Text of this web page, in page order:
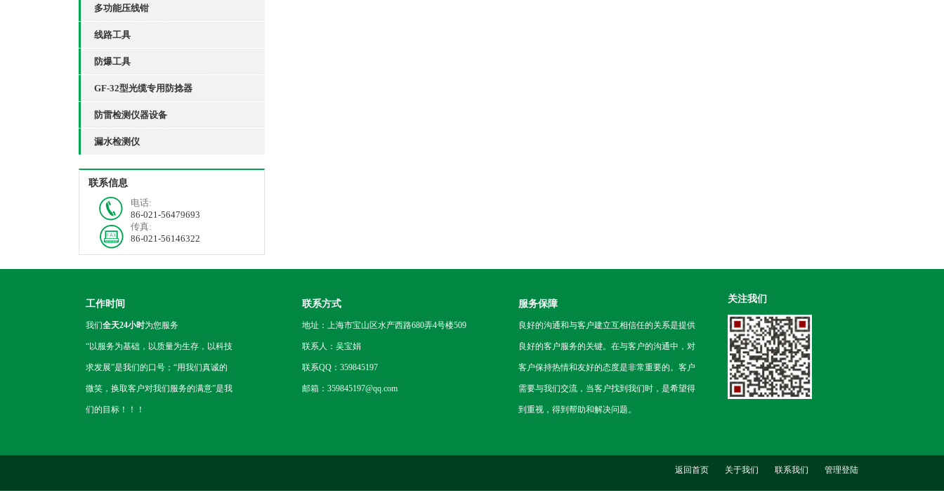
多功能压线钳
线路工具
防爆工具
GF-32型光缆专用防捻器
防雷检测仪器设备
漏水检测仪
联系信息
电话:
86-021-56479693
传真:
86-021-56146322
工作时间
我们全天24小时为您服务
“以服务为基础，以质量为生存，以科技
求发展”是我们的口号；“用我们真诚的
微笑，换取客户对我们服务的满意”是我
们的目标！！！
联系方式
地址：上海市宝山区水产西路680弄4号楼509
联系人：吴宝娟
联系QQ：359845197
邮箱：359845197@qq.com
服务保障
良好的沟通和与客户建立互相信任的关系是提供
良好的客户服务的关键。在与客户的沟通中，对
客户保持热情和友好的态度是非常重要的。客户
需要与我们交流，当客户找到我们时，是希望得
到重视，得到帮助和解决问题。
关注我们
返回首页 关于我们 联系我们 管理登陆